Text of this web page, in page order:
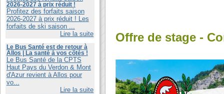
2026-2027 à prix réduit !
Profitez des forfaits saison
2026-2027 à prix réduit ! Les
forfaits de ski saison ...
Lire la suite
Le Bus Santé est de retour à
Allos | La santé à vos côtés !
Le Bus Santé de la CPTS
Haut Pays du Verdon & Mont
d'Azur revient à Allos pour
vo...
Lire la suite
Offre de stage -